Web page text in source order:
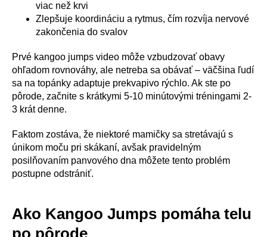
viac než krvi
Zlepšuje koordináciu a rytmus, čím rozvíja nervové
zakončenia do svalov
Prvé kangoo jumps video môže vzbudzovať obavy
ohľadom rovnováhy, ale netreba sa obávať – väčšina ľudí
sa na topánky adaptuje prekvapivo rýchlo. Ak ste po
pôrode, začnite s krátkymi 5-10 minútovými tréningami 2-
3 krát denne.
Faktom zostáva, že niektoré mamičky sa stretávajú s
únikom moču pri skákaní, avšak pravidelným
posilňovaním panvového dna môžete tento problém
postupne odstrániť.
Ako Kangoo Jumps pomáha telu
po pôrode